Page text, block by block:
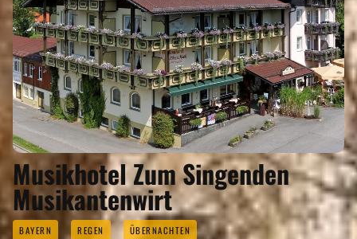
Musikhotel Zum Singenden
Musikantenwirt
BAYERN REGEN ÜBERNACHTEN